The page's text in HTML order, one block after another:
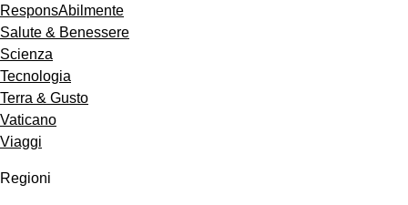
ResponsAbilmente
Salute & Benessere
Scienza
Tecnologia
Terra & Gusto
Vaticano
Viaggi
Regioni